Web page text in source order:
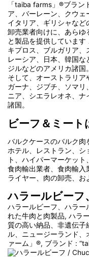
「taiba farms」®ブラン
ア、バーレーン、クウ
イタリア、ギリシャな
卸売業者向けに、あらゆ
と製品を提供しています
キプロス、ブルガリア
レーシア、日本、韓国
ジルなどのアメリカ諸国。
そして、オーストラリア
ガーナ、ジブチ、ソマリ
ニア、シエラレオネ、ナ
諸国。
ビーフ＆ミート
バルクケースのバルク肉
ホテル、レストラン、シ
ト、ハイパーマーケッ
食肉輸出業者、食肉輸
ライヤー、肉の卸売、お
ハラールビーフ
ハラールビーフ、ハラー
れた牛肉と肉製品, ハラ
質の高い納品、非遺伝子
ル、ニュージーランド
ァーム」®, ブランド :